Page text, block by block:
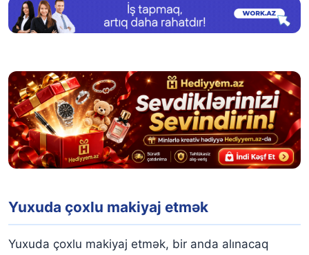
Yuxuda çoxlu makiyaj etmək
Yuxuda çoxlu makiyaj etmək, bir anda alınacaq